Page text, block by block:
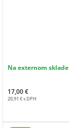
Na externom sklade
17,00 €
20,91 € s DPH